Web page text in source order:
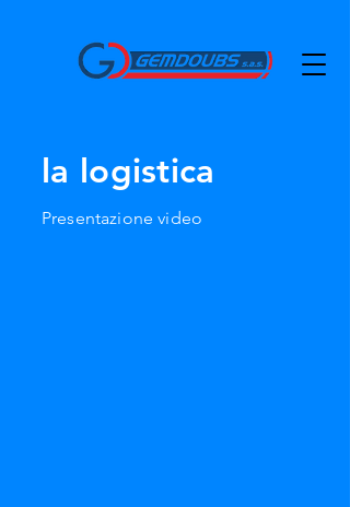
la logistica
Presentazione video